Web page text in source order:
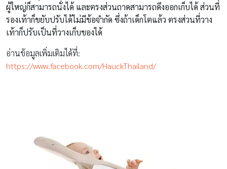
ผู้ใหญ่ก็สามารถนั่งได้ และตรงส่วนถาดสามารถดึงออกเก็บได้ ส่วนที่
รองเท้าก็ขยับปรับได้ไม่มีข้อจำกัด ซึ่งถ้าเด็กโตแล้ว ตรงส่วนที่วาง
เท้าก็ปรับเป็นที่วางเก็บของได้
อ่านข้อมูลเพิ่มเติมได้ที่:
https://www.facebook.com/HauckThailand/